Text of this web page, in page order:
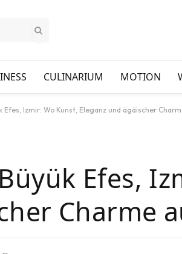
CULINARIUM MOTION
Efes, Izmir: Wo Kunst, Eleganz und ägäischer
Efes,
Charme